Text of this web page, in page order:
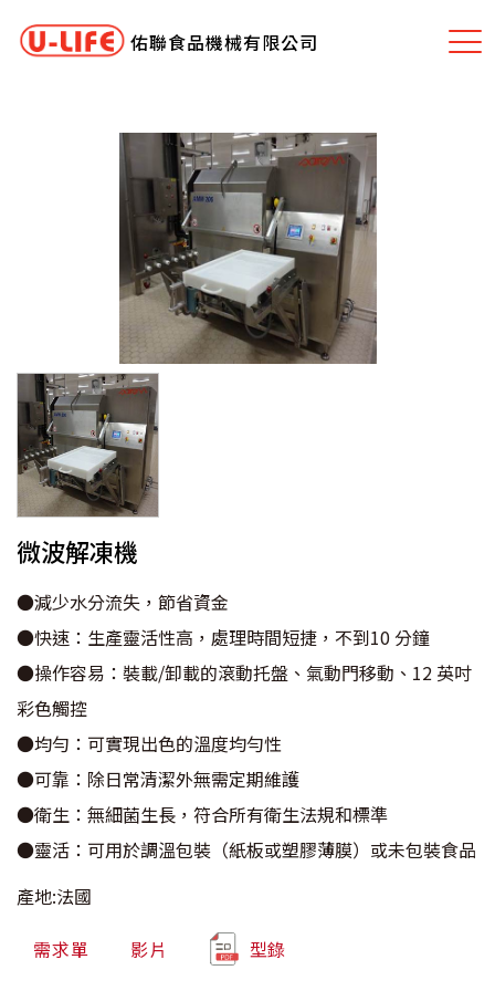
佑聯食品機械有限公司
微波解凍機
●減少水分流失，節省資金
●快速：生產靈活性高，處理時間短捷，不到10 分鐘
●操作容易：裝載/卸載的滾動托盤、氣動門移動、12 英吋
彩色觸控
●均勻：可實現出色的溫度均勻性
●可靠：除日常清潔外無需定期維護
●衛生：無細菌生長，符合所有衛生法規和標準
●靈活：可用於調溫包裝（紙板或塑膠薄膜）或未包裝食品
產地:法國
需求單 影片 型錄